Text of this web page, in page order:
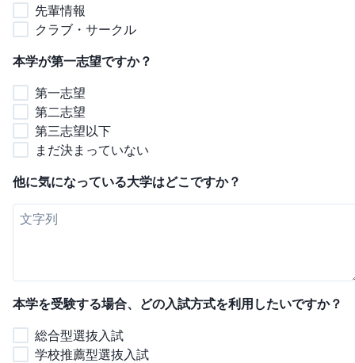
先輩情報
クラブ・サークル
本学が第一志望ですか？
第一志望
第二志望
第三志望以下
まだ決まっていない
他に気になっている大学はどこですか？
本学を受験する場合、どの入試方式を利用したいですか？
総合型選抜入試
学校推薦型選抜入試